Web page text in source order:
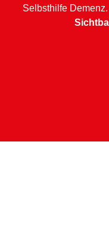
Selbsthilfe